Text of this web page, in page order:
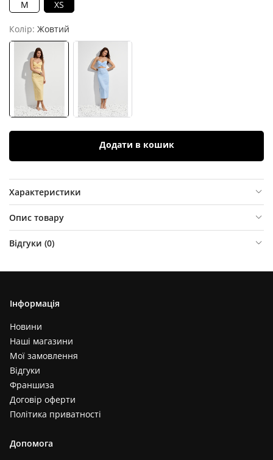
M
XS
Колір: Жовтий
Додати в кошик
Характеристики
Опис товару
Відгуки (0)
Інформація
Новини
Наші магазини
Мої замовлення
Відгуки
Франшиза
Договір оферти
Політика приватності
Допомога